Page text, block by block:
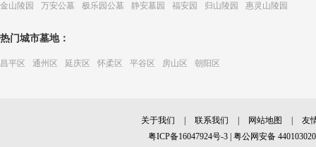
金山陵园 万安公墓 极乐园公墓 静安墓园 福安园 归山陵园 惠灵山陵园
热门城市墓地：
昌平区 通州区 延庆区 怀柔区 平谷区 房山区 朝阳区
关于我们 联系我们 网站地图
友
粤ICP备16047924号-3 粤公网安备